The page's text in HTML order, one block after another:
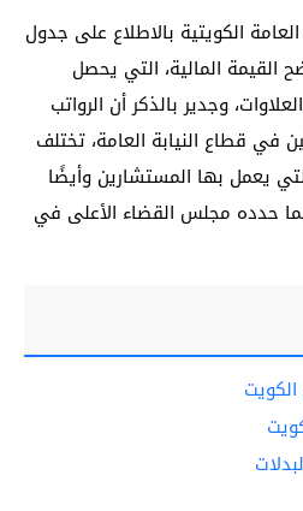
الكويتية بالاطلاع على جدول
القيمة المالية، التي يحصل
وجدير بالذكر أن الرواتب
في قطاع النيابة العامة، تختلف
يعمل بها المستشارين وأيضًا
لما حدده مجلس القضاء الأعلى في